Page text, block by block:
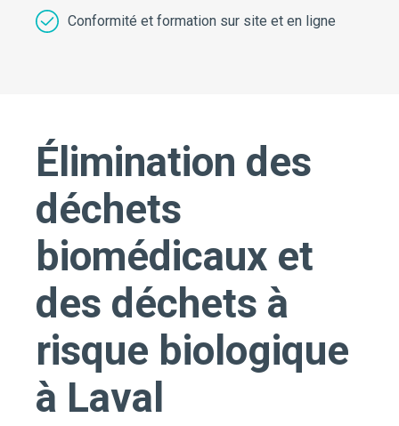
Conformité et formation sur site et en ligne
Élimination des
déchets
biomédicaux et
des déchets à
risque biologique
à Laval